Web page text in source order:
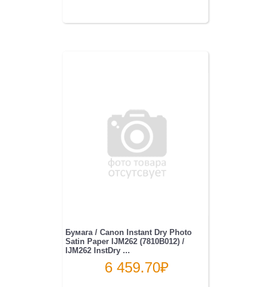
Бумага / Canon Instant Dry Photo
Satin Paper IJM262 (7810B012) /
IJM262 InstDry ...
6 459.70₽